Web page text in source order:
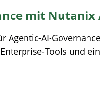
mit Nutanix
Agentic-AI-
Tools und